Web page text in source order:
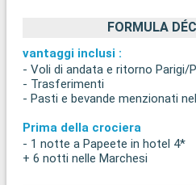
FORMULA
vantaggi inclusi :
- Voli di andata e ritorno Parigi/
- Trasferimenti
- Pasti e bevande menzionati
Prima della crociera
- 1 notte a Papeete in hotel 4*
+ 6 notti nelle Marchesi